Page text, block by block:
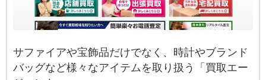
サファイアや宝飾品だけでなく、時計やブランド
バッグなど様々なアイテムを取り扱う「買取エー